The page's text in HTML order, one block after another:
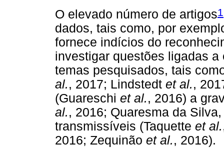
O elevado número de artigos1
dados, tais como, por
fornece indícios do
investigar questões ligadas
temas pesquisados, tais
al., 2017; Lindstedt et al.,
(Guareschi et al., 2016) a
al., 2016; Quaresma da
transmissíveis (Taquette et al.
2016; Zequinão et al., 2016).